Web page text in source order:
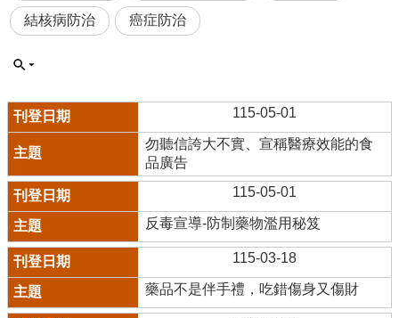
結核病防治 癌症防治
115-05-01
勿聽信誇大不實、宣稱醫療效能的食
品廣告
115-05-01
反毒宣導-防制藥物濫用秘笈
115-03-18
藥品不是伴手禮，吃錯傷身又傷財